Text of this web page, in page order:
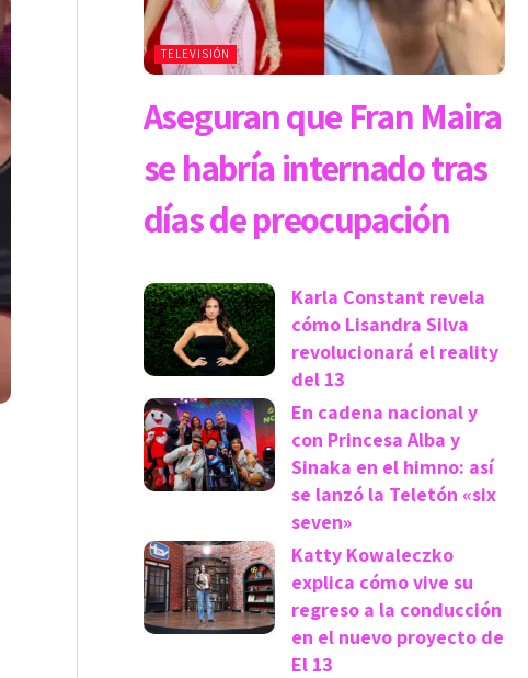
TELEVISIÓN
Aseguran que Fran Maira
se habría internado tras
días de preocupación
Karla Constant revela
cómo Lisandra Silva
revolucionará el reality
del 13
En cadena nacional y
con Princesa Alba y
Sinaka en el himno: así
se lanzó la Teletón «six
seven»
Katty Kowaleczko
explica cómo vive su
regreso a la conducción
en el nuevo proyecto de
El 13